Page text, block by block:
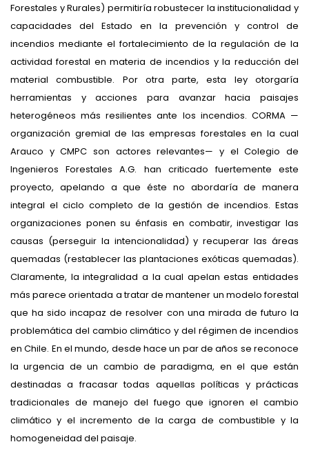
Forestales y Rurales) permitiría robustecer la institucionalidad y
capacidades del Estado en la prevención y control de
incendios mediante el fortalecimiento de la regulación de la
actividad forestal en materia de incendios y la reducción del
material combustible. Por otra parte, esta ley otorgaría
herramientas y acciones para avanzar hacia paisajes
heterogéneos más resilientes ante los incendios. CORMA —
organización gremial de las empresas forestales en la cual
Arauco y CMPC son actores relevantes— y el Colegio de
Ingenieros Forestales A.G. han criticado fuertemente este
proyecto, apelando a que éste no abordaría de manera
integral el ciclo completo de la gestión de incendios. Estas
organizaciones ponen su énfasis en combatir, investigar las
causas (perseguir la intencionalidad) y recuperar las áreas
quemadas (restablecer las plantaciones exóticas quemadas).
Claramente, la integralidad a la cual apelan estas entidades
más parece orientada a tratar de mantener un modelo forestal
que ha sido incapaz de resolver con una mirada de futuro la
problemática del cambio climático y del régimen de incendios
en Chile. En el mundo, desde hace un par de años se reconoce
la urgencia de un cambio de paradigma, en el que están
destinadas a fracasar todas aquellas políticas y prácticas
tradicionales de manejo del fuego que ignoren el cambio
climático y el incremento de la carga de combustible y la
homogeneidad del paisaje.